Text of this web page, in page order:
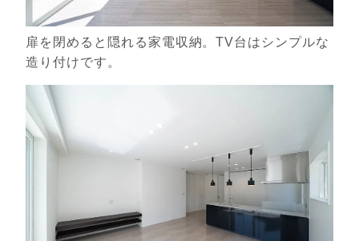
扉を閉めると隠れる家電収納。TV台はシンプルな
造り付けです。